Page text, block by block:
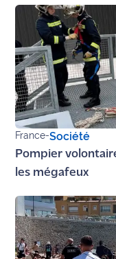
France-Société
Pompier
les mégafeux